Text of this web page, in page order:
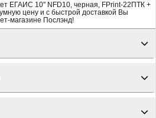
ЕГАИС 10" NFD10, черная, FPrint-22ПТК +
цену и с быстрой доставкой Вы
магазине Послэнд!